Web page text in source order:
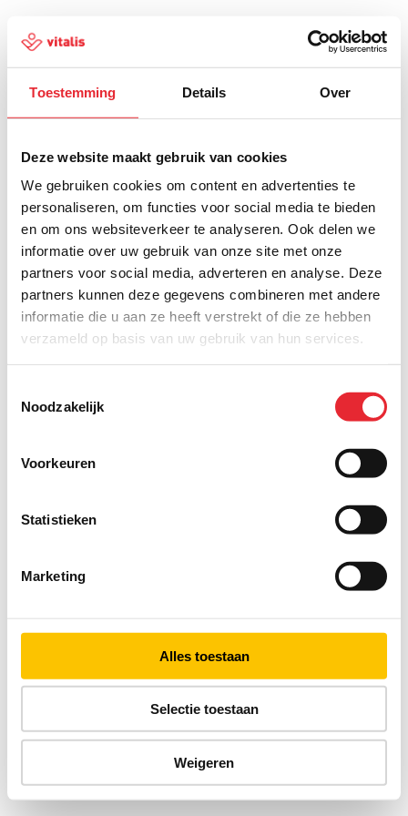
Toestemming Details Over
Deze website maakt gebruik van cookies
We gebruiken cookies om content en advertenties te
personaliseren, om functies voor social media te bieden
en om ons websiteverkeer te analyseren. Ook delen we
informatie over uw gebruik van onze site met onze
partners voor social media, adverteren en analyse. Deze
partners kunnen deze gegevens combineren met andere
informatie die u aan ze heeft verstrekt of die ze hebben
verzameld op basis van uw gebruik van hun services.
Noodzakelijk
Voorkeuren
Statistieken
Marketing
Alles toestaan
Selectie toestaan
Weigeren
500
Er is iets fout gegaan
Probeer het later opnieuw of ga terug naar de
homepagina.